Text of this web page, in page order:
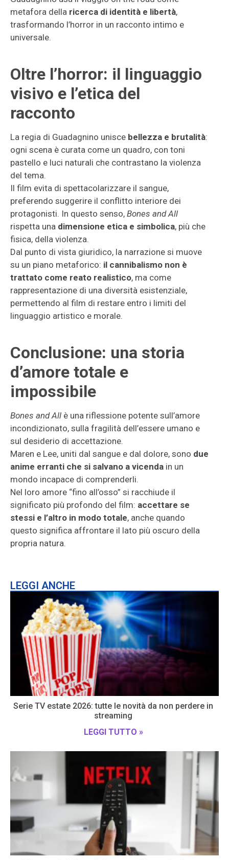
metafora della ricerca di identità e libertà,
trasformando l’horror in un racconto intimo e
universale.
Oltre l’horror: il linguaggio
visivo e l’etica del
racconto
La regia di Guadagnino unisce bellezza e brutalità:
ogni scena è curata come un quadro, con toni
pastello e luci naturali che contrastano la violenza
del tema.
Il film evita di spettacolarizzare il sangue,
preferendo suggerire il conflitto interiore dei
protagonisti. In questo senso, Bones and All
rispetta una dimensione etica e simbolica, più che
fisica, della violenza.
Dal punto di vista giuridico, la narrazione si muove
su un piano metaforico: il cannibalismo non è
trattato come reato realistico, ma come
rappresentazione di una diversità esistenziale,
permettendo al film di restare entro i limiti del
linguaggio artistico e morale.
Conclusione: una storia
d’amore totale e
impossibile
Bones and All è una riflessione potente sull’amore
incondizionato, sulla fragilità dell’essere umano e
sul desiderio di accettazione.
Maren e Lee, uniti dal sangue e dal dolore, sono due
anime erranti che si salvano a vicenda in un
mondo incapace di comprenderli.
Nel loro amore “fino all’osso” si racchiude il
significato più profondo del film: accettare se
stessi e l’altro in modo totale, anche quando
questo significa affrontare il lato più oscuro della
propria natura.
LEGGI ANCHE
Serie TV estate 2026: tutte le novità da non perdere in
streaming
LEGGI TUTTO »